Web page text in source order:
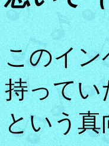
このイン
持ってい
という真